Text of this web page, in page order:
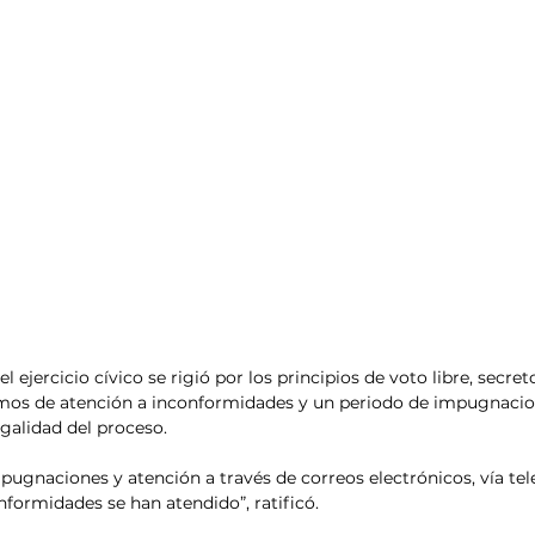
ejercicio cívico se rigió por los principios de voto libre,
de atención a inconformidades y un periodo de
del proceso.
y atención a través de correos electrónicos, vía
se han atendido”, ratificó.